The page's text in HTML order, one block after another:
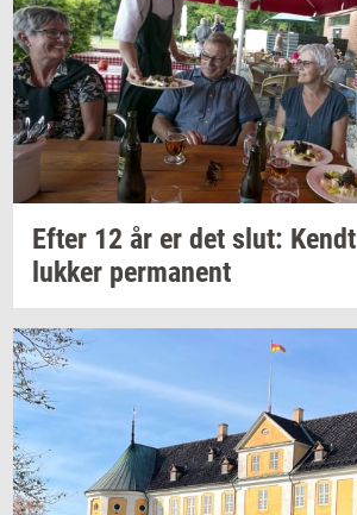
Efter 12 år er det slut: Kendt
luk­ker per­ma­nent